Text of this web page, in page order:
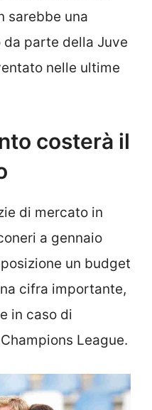
sarebbe una
parte della Juve
nelle ultime
costerà il
di mercato in
a gennaio
un budget
cifra importante,
in caso di
League.